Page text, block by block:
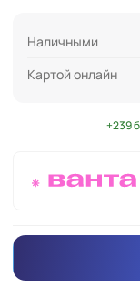
Наличными
Картой онлайн
+239